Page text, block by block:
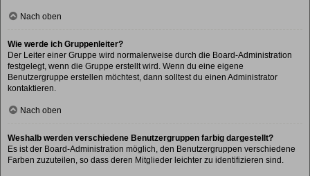
Nach oben
Wie werde ich Gruppenleiter?
Der Leiter einer Gruppe wird normalerweise durch die Board-Administration
festgelegt, wenn die Gruppe erstellt wird. Wenn du eine eigene
Benutzergruppe erstellen möchtest, dann solltest du einen Administrator
kontaktieren.
Nach oben
Weshalb werden verschiedene Benutzergruppen farbig dargestellt?
Es ist der Board-Administration möglich, den Benutzergruppen verschiedene
Farben zuzuteilen, so dass deren Mitglieder leichter zu identifizieren sind.